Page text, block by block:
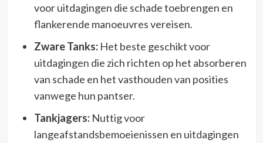
voor uitdagingen die schade toebrengen en
flankerende manoeuvres vereisen.
Zware Tanks:Het beste geschikt voor
uitdagingen die zich richten op het absorberen
van schade en het vasthouden van posities
vanwege hun pantser.
Tankjagers:Nuttig voor
langeafstandsbemoeienissen en uitdagingen